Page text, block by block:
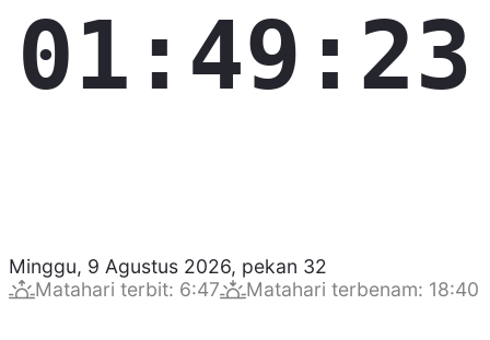
01:49:24
Minggu, 9 Agustus 2026, pekan 32
Matahari terbit: 6:47 Matahari terbenam: 18:40